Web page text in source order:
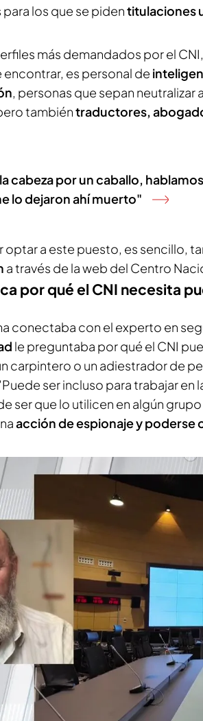
los que se pidentitulaciones
más demandados por el
es personal de
, personas que sepan neutralizar
tambiéntraductores,
cabeza por un caballo,
lo dejaron ahí muerto"
optar a este puesto, es sencillo,
a través de la web del Centro
por qué el CNI necesita
conectaba con el experto en
le preguntaba por qué el CNI
carpintero o un adiestrador de
ser incluso para trabajar en
ser que lo utilicen en algún
acción de espionaje y poderse